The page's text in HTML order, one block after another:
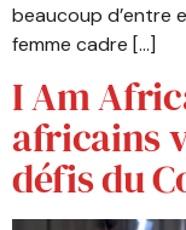
beaucoup d’entre
femme cadre […]
I Am
africains
défis du